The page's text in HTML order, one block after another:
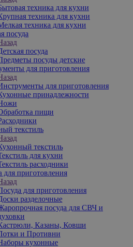
техника для кухни
техника для кухни
техника для кухни
посуда
посуда
посуды детские
для приготовления
для приготовления
принадлежности
пищи
текстиль
текстиль
для кухни
расходники
для приготовления
для приготовления
разделочные
посуда для СВЧ и
Казаны, Ковши
и Противни
кухонные